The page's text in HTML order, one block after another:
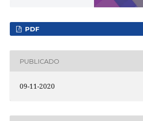
PDF
PUBLICADO
09-11-2020